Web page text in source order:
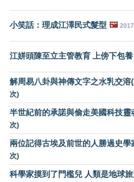
小笑話：理成江澤民式髮型 🖼️
江姘頭陳至立主管教育 上傍下包養
解周易八卦與神傳文字之水乳交溶
次)
半世紀前的承諾與偷走美國科技靈
次)
兩位記得古埃及前世的人勝過史學
次)
科學家摸到了門檻兒 人類是地球